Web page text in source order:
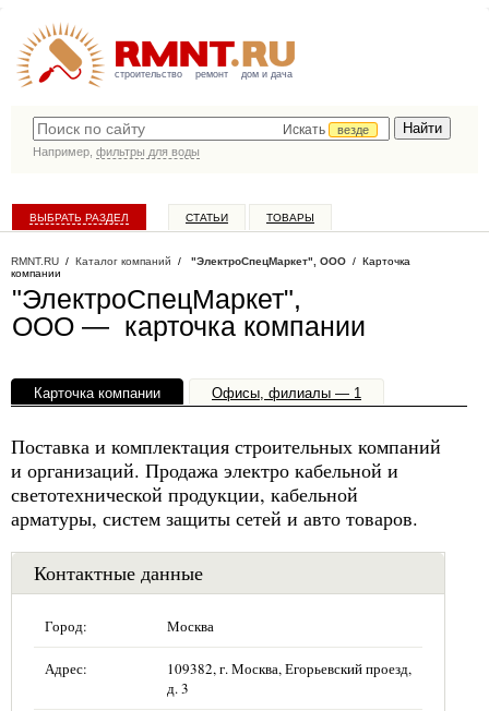
строительство ремонт дом и дача
Искать
везде
Например, фильтры для воды
ВЫБРАТЬ РАЗДЕЛ СТАТЬИ ТОВАРЫ
RMNT.RU / Каталог компаний / "ЭлектроСпецМаркет", ООО / Карточка
компании
"ЭлектроСпецМаркет",
ООО — карточка компании
Карточка компании Офисы, филиалы — 1
Поставка и комплектация строительных компаний
и организаций. Продажа электро кабельной и
светотехнической продукции, кабельной
арматуры, систем защиты сетей и авто товаров.
Контактные данные
Город: Москва
Адрес:
109382, г. Москва, Егорьевский проезд,
д. 3